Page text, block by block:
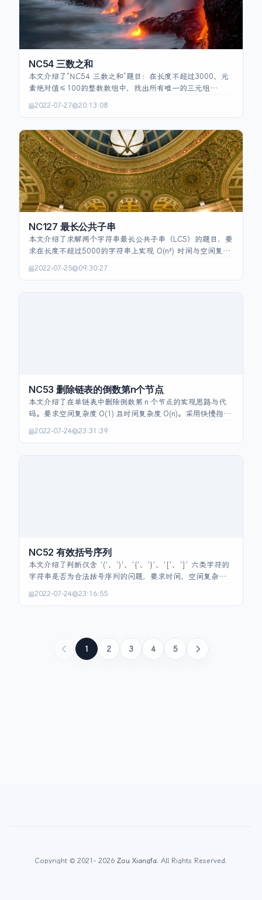
NC54 三数之和
本文介绍了“NC54 三数之和”题目：在长度不超过3000、元
素绝对值≤100的整数数组中，找出所有唯一的三元组
出现重复。解法先对数组排序，然后遍历每个元素作为第一
跳过相同值实现去重，时间复杂度 O(n²)，空间复杂度
O(n²)。代码示例展示了排序、去重、指针移动的完整实现。
2022-07-27 20:13:08
NC127 最长公共子串
本文介绍了求解两个字符串最长公共子串（LCS）的题目，要
求在长度不超过5000的字符串上实现 O(n²) 时间与空间复杂
一维数组 dp，遍历 str1 的每个字符时逆序遍历 str2，若字
2022-07-25 09:30:27
NC53 删除链表的倒数第n个节点
本文介绍了在单链表中删除倒数第 n 个节点的实现思路与代
码。要求空间复杂度 O(1) 且时间复杂度 O(n)。采用快慢指针
末尾则删除头节点；否则同步移动快慢指针直至快指针到达
2022-07-24 23:31:39
NC52 有效括号序列
本文介绍了判断仅含 '('、')'、'{'、'}'、'['、']' 六类字符的
字符串是否为合法括号序列的问题，要求时间、空间复杂度
应的右括号压入栈；遇右括号时检查栈顶是否匹配并弹出，
2022-07-24 23:16:55
1 2 3 4 5
Copyright © 2021- 2026 Zou Xiangfa. All Rights Reserved.